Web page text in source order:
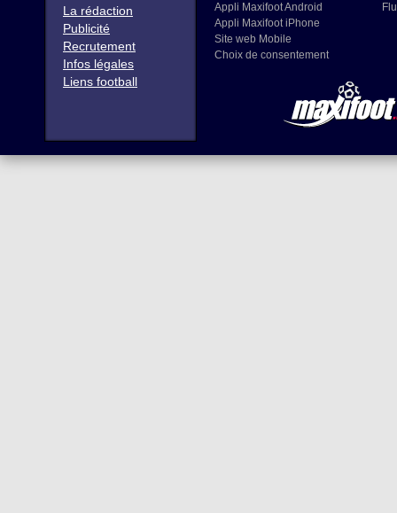
La rédaction
Publicité
Recrutement
Infos légales
Liens football
Appli Maxifoot Android
Appli Maxifoot iPhone
Site web Mobile
Choix de consentement